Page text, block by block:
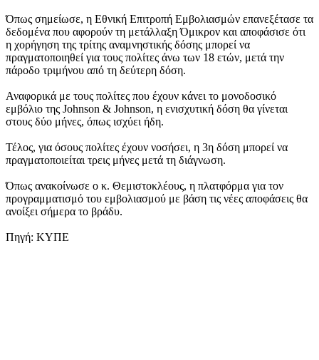
Όπως σημείωσε, η Εθνική Επιτροπή Εμβολιασμών επανεξέτασε τα
δεδομένα που αφορούν τη μετάλλαξη Όμικρον και αποφάσισε ότι
η χορήγηση της τρίτης αναμνηστικής δόσης μπορεί να
πραγματοποιηθεί για τους πολίτες άνω των 18 ετών, μετά την
πάροδο τριμήνου από τη δεύτερη δόση.
Αναφορικά με τους πολίτες που έχουν κάνει το μονοδοσικό
εμβόλιο της Johnson & Johnson, η ενισχυτική δόση θα γίνεται
στους δύο μήνες, όπως ισχύει ήδη.
Τέλος, για όσους πολίτες έχουν νοσήσει, η 3η δόση μπορεί να
πραγματοποιείται τρεις μήνες μετά τη διάγνωση.
Όπως ανακοίνωσε ο κ. Θεμιστοκλέους, η πλατφόρμα για τον
προγραμματισμό του εμβολιασμού με βάση τις νέες αποφάσεις θα
ανοίξει σήμερα το βράδυ.
Πηγή: ΚΥΠΕ